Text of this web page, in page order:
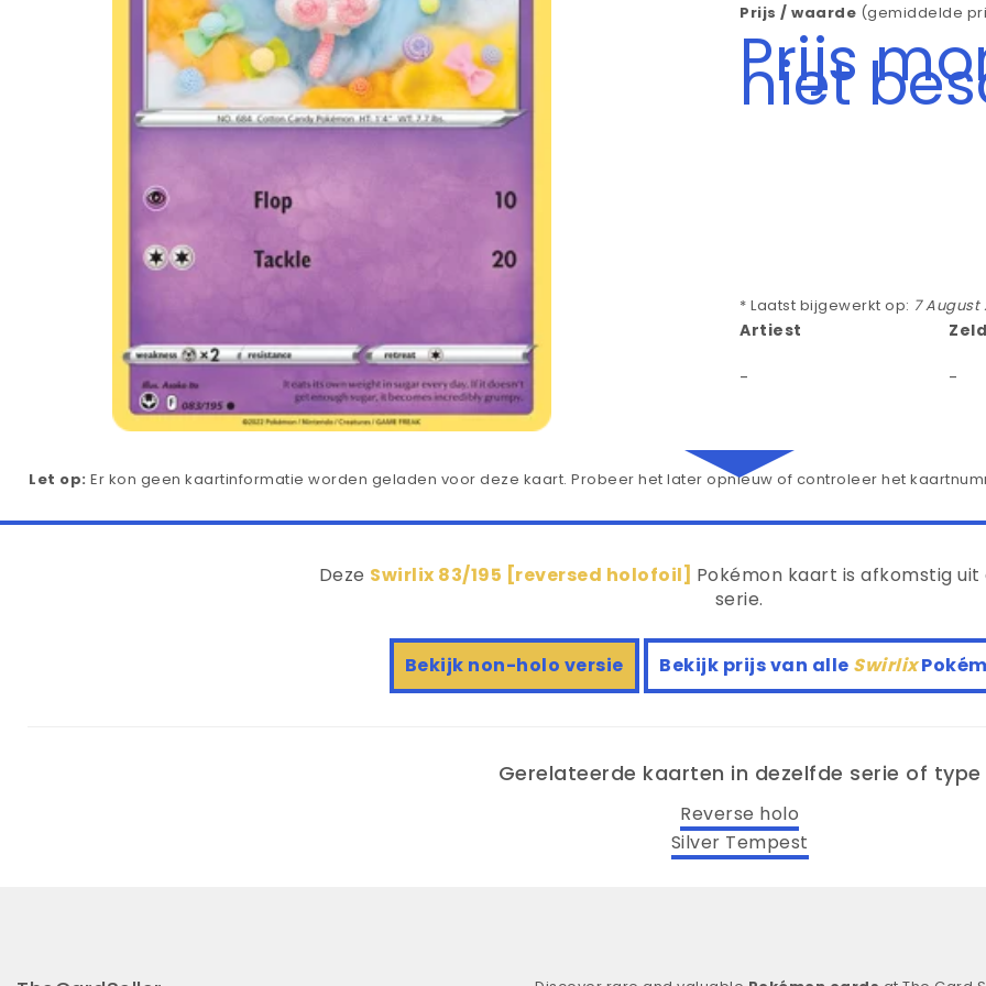
Prijs / waarde (gemiddelde
Prijs
niet
* Laatst bijgewerkt op: 7 August
Artiest
- -
Let op: Er kon geen kaartinformatie worden geladen voor deze kaart. Probeer het later opnieuw of controleer het
Deze Swirlix 83/195 [reversed holofoil] Pokémon kaart is afkomstig uit
serie.
Bekijk non-holo versie Bekijk prijs van alle Swirlix
Gerelateerde kaarten in dezelfde serie of type
Reverse holo
Silver Tempest